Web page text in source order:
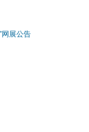
网展公告